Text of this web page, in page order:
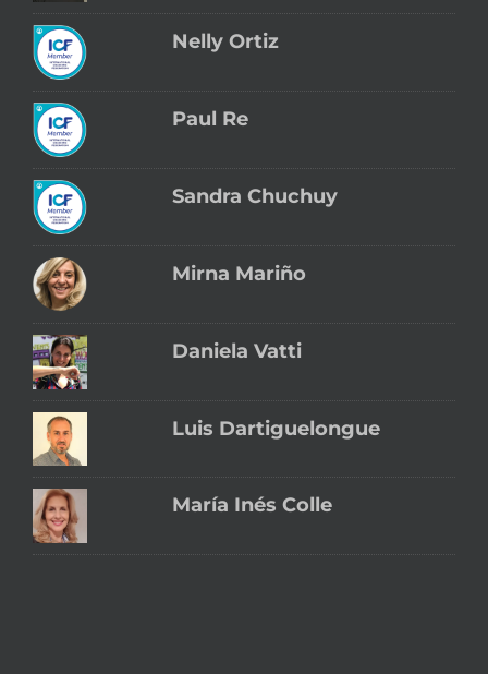
Nelly Ortiz
Paul Re
Sandra Chuchuy
Mirna Mariño
Daniela Vatti
Luis Dartiguelongue
María Inés Colle